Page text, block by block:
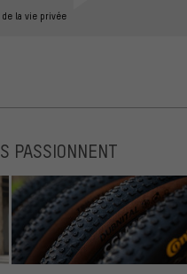
la vie privée
PASSIONNENT